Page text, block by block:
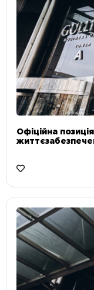
Офіційна